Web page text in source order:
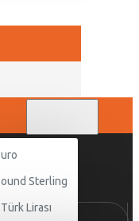
Sterling
Türk Lirası